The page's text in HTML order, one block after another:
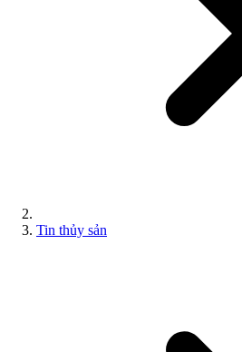
Tin thủy sản